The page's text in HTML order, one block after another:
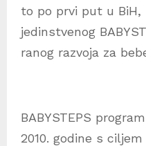
to po prvi put u
jedinstvenog
ranog razvoja za
BABYSTEPS
2010. godine s